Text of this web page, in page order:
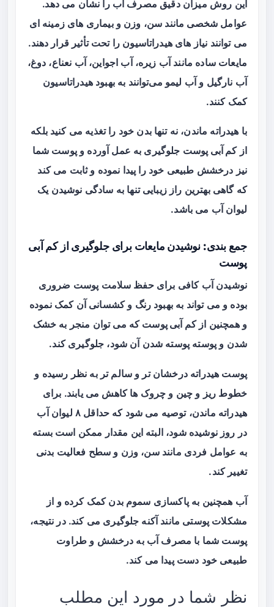
این روش میزان دقیق مصرف آب را نشان می‌ دهد.
عوامل شخصی مانند سن، وزن و بیماری‌ های زمینه ای
می‌ توانند نیاز های هیدراتاسیون را تحت تأثیر قرار دهند.
مایعات ساده مانند آب زیره، آب اجواین، آب نعناع، دوغ،
آب نارگیل و آب لیمو می‌توانند به بهبود هیدراتاسیون
کمک کنند.
با هیدراته ماندن، نه تنها بدن خود را تغذیه می‌ کنید بلکه
ازکم آبی پوست جلوگیری به عمل آورده و پوست شما
نیز درخشش طبیعی خود را پیدا نموده و ثابت می‌ کند
که گاهی بهترین راز زیبایی تنها به سادگی نوشیدن یک
لیوان آب می باشد.
جمع بندی: نوشیدن مایعات برای جلوگیری از کم آبی
پوست
نوشیدن آب کافی برای حفظ سلامت پوست ضروری
بوده و می‌ تواند به بهبود رنگ و کشسانی آن کمک نموده
و همچنین ازکم آبی پوست که می توان منجر به خشک
شدن و پوسته‌ پوسته شدن آن شود، جلوگیری کند.
پوست هیدراته درخشان‌ تر و سالم‌ تر به نظر رسیده و
خطوط ریز و چین و چروک‌ ها کاهش می‌ یابند. برای
هیدراته ماندن، توصیه می‌ شود که حداقل ۸ لیوان آب
در روز نوشیده شود، البته این مقدار ممکن است بسته
به عوامل فردی مانند سن، وزن و سطح فعالیت بدنی
تغییر کند.
آب همچنین به پاکسازی سموم بدن کمک کرده و از
مشکلات پوستی مانند آکنه جلوگیری می‌ کند. در نتیجه،
پوست شما با مصرف آب به درخشش و طراوت
طبیعی خود دست پیدا می‌ کند.
نظر شما در مورد این مطلب